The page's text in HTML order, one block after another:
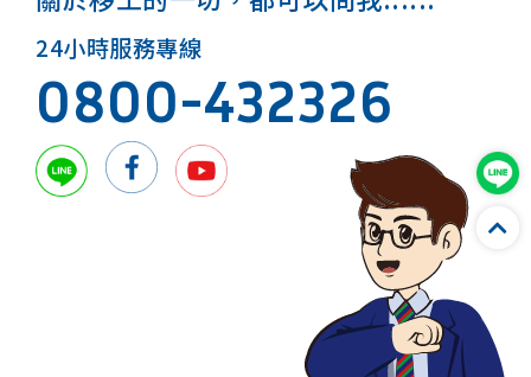
24小時服務專線
0800-432326